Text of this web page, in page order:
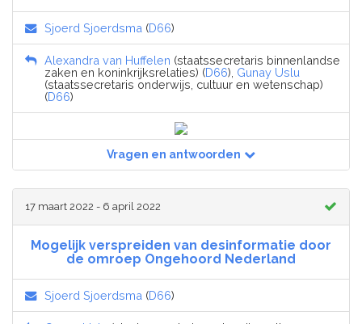
Sjoerd Sjoerdsma (D66)
Alexandra van Huffelen (staatssecretaris binnenlandse
zaken en koninkrijksrelaties) (D66), Gunay Uslu
(staatssecretaris onderwijs, cultuur en wetenschap)
(D66)
Vragen en antwoorden
17 maart 2022 - 6 april 2022
Mogelijk verspreiden van desinformatie door
de omroep Ongehoord Nederland
Sjoerd Sjoerdsma (D66)